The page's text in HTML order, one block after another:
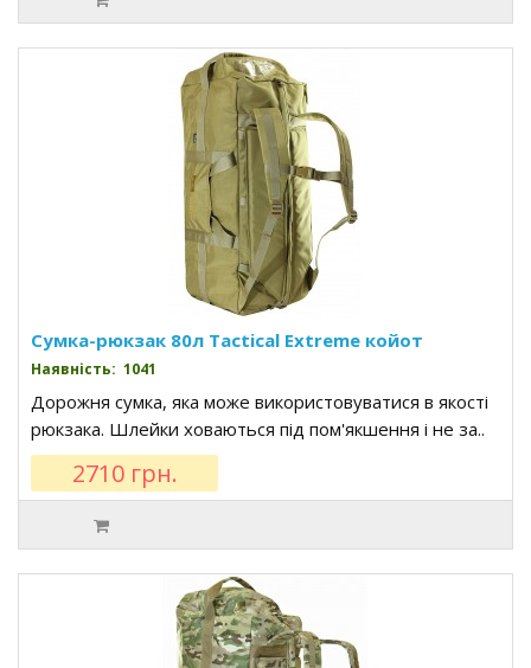
Сумка-рюкзак 80л Tactical Extreme койот
Наявність: 1041
Дорожня сумка, яка може використовуватися в якості
рюкзака. Шлейки ховаються під пом'якшення і не за..
2710 грн.